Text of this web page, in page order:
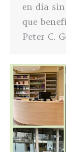
en día
que
Peter C.